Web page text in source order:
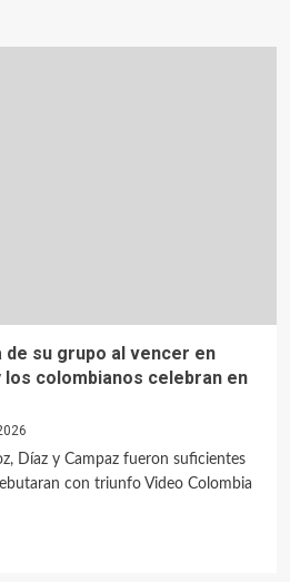
de su grupo al vencer en
los colombianos celebran en
Díaz y Campaz fueron suficientes
con triunfo Video Colombia